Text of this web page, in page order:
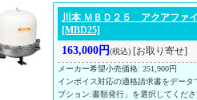
川本 ＭＢＤ２５ アクアファ
[MBD25]
163,000円(税込) [お取り寄せ]
メーカー希望小売価格: 251,900円
インボイス対応の適格請求書をデー
プション:書類発行」を選択してくだ